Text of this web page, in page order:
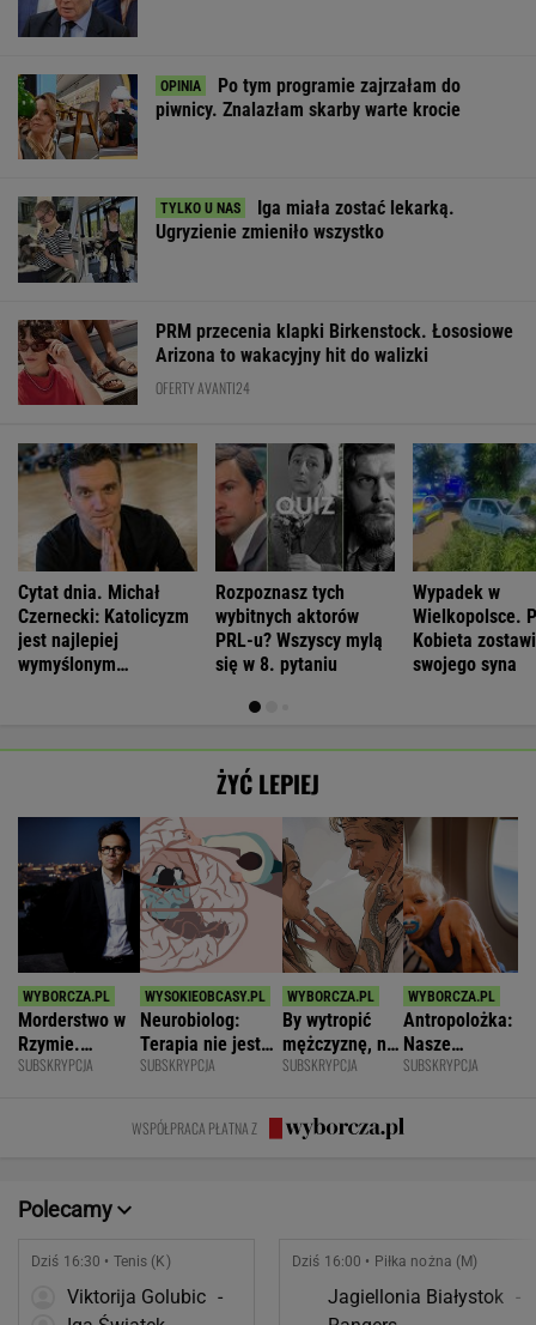
Po tym programie zajrzałam do
piwnicy. Znalazłam skarby warte krocie
Iga miała zostać lekarką.
Ugryzienie zmieniło wszystko
PRM przecenia klapki Birkenstock. Łososiowe
Arizona to wakacyjny hit do walizki
OFERTY AVANTI24
Cytat dnia. Michał
Czernecki: Katolicyzm
jest najlepiej
wymyślonym
Rozpoznasz tych
wybitnych aktorów
PRL-u? Wszyscy mylą
się w 8. pytaniu
Wypadek w
Wielkopolsce.
Kobieta
swojego syna
ŻYĆ LEPIEJ
Morderstwo w
Rzymie.
Dlaczego
SUBSKRYPCJA
Neurobiolog:
Terapia nie jest
konieczna. Mózg
zmianę
SUBSKRYPCJA
By wytropić
mężczyznę, nie
musi nawet
krzesła.
SUBSKRYPCJA
Antropolożka:
Nasze
społeczeństwo
SUBSKRYPCJA
WSPÓŁPRACA PŁATNA Z
Polecamy
Dziś 16:30 • Tenis (K)
Viktorija Golubic -
Dziś 16:00 • Piłka nożna (M)
Jagiellonia Białystok -